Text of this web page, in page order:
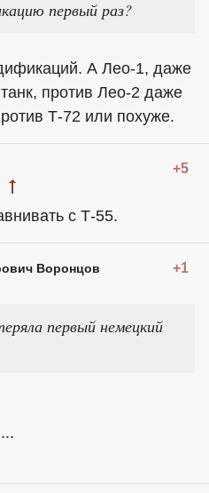
первый раз?
А Лео-1, даже
против Лео-2 даже
Т-72 или похуже.
+5
с Т-55.
Воронцов +1
первый немецкий